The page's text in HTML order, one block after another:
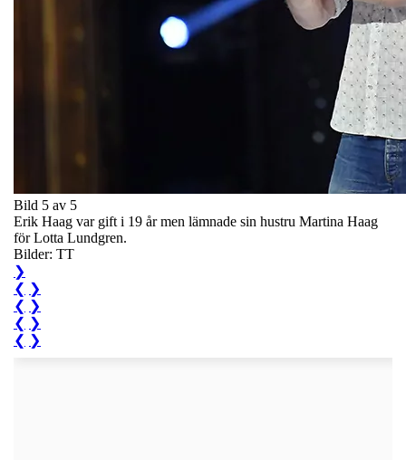
Bild 5 av 5
Erik Haag var gift i 19 år men lämnade sin hustru Martina Haag
för Lotta Lundgren.
Bilder: TT
❯
❮ ❯
❮ ❯
❮ ❯
❮ ❯